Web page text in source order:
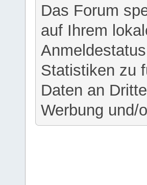
Das Forum
auf Ihrem
Statistiken zu
Daten an
Werbung und/